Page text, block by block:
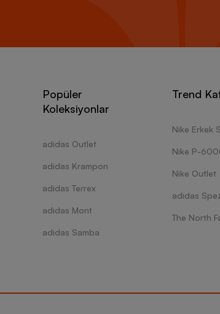
Popüler
Koleksiyonlar
adidas Outlet
adidas Krampon
adidas Terrex
adidas Mont
adidas Samba
Trend
Nike Erkek
Nike P-
Nike Outlet
adidas
The North